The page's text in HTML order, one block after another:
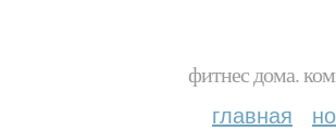
фитнес дома.
главная